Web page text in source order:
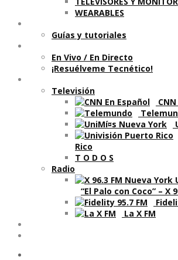
WEARABLES
Guí­as y tutoriales
En Vivo / En Directo
¡Resuélveme Tecnético!
Televisión
Rico
T O D O S
Radio
“El Palo con Coco” – X
La X FM